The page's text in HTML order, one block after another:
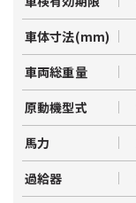
車体寸法(mm)
車両総重量
原動機型式
馬力
過給器